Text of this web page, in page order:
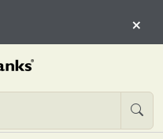
×